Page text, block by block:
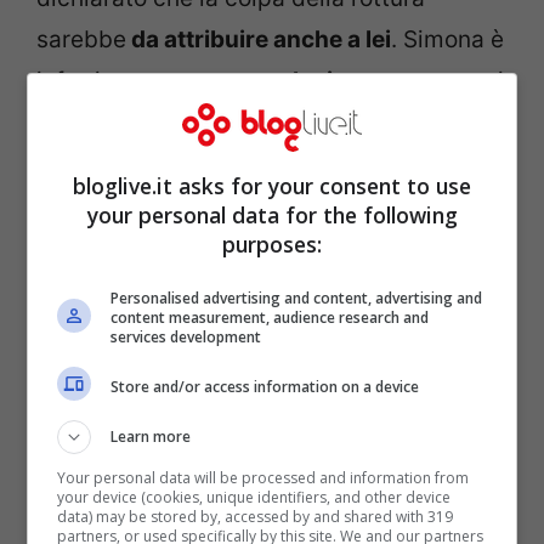
sarebbe da attribuire anche a lei. Simona è
infatti sempre statamolto impegnatacon i
suoi lavori televisivi. “Quello con Stefano
di pancia “, ha infatti raccontato lei ai
microfoni del Fatto Quotidiano, “
tempi volevo far tutto,
pensavo solo ed
esclusivamente alla carriera“.
Ha così svelato di aver voluto lavorare, ma
anche
uscire la sera e fare la mamma
giocava in un’altra città“, ha continuato
l’amatissima presentatrice, “non era
bloglive.it asks for your consent to use
your personal data for the following
purposes:
Personalised advertising and content, advertising and
content measurement, audience research and
services development
Store and/or access information on a device
Learn more
Your personal data will be processed and information from
your device (cookies, unique identifiers, and other device
data) may be stored by, accessed by and shared with 319
partners, or used specifically by this site. We and our partners